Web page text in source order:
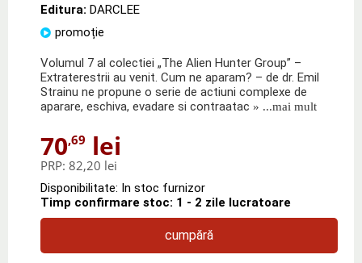
Editura: DARCLEE
promoție
Volumul 7 al colectiei „The Alien Hunter Group” –
Extraterestrii au venit. Cum ne aparam? –​ de dr. Emil
Strainu ne propune o serie de actiuni complexe de
aparare, eschiva, evadare si contraatac » ...mai mult
70,69 lei
PRP: 82,20 lei
Disponibilitate: In stoc furnizor
Timp confirmare stoc: 1 - 2 zile lucratoare
cumpără